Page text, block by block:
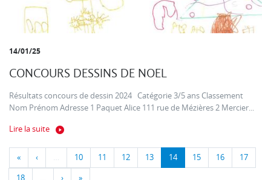
14/01/25
CONCOURS DESSINS DE NOEL
Résultats concours de dessin 2024 Catégorie 3/5 ans Classement
Nom Prénom Adresse 1 Paquet Alice 111 rue de Mézières 2 Mercier...
Lire la suite
« ‹ … 10 11 12 13 14 15 16 17
18 … › »